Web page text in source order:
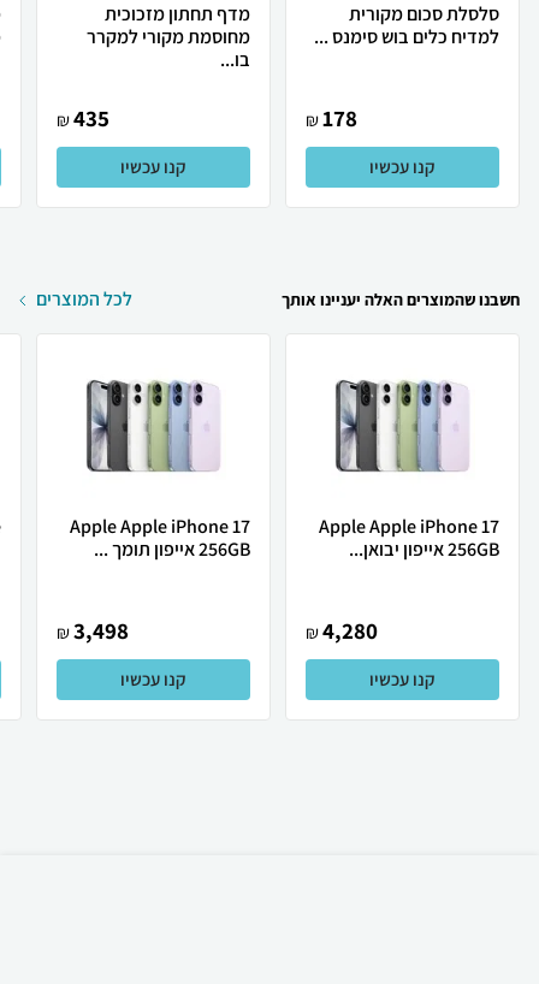
סלסלת סכום מקורית
למדיח כלים בוש סימנס ...
178
₪
קנו עכשיו
מדף תחתון מזכוכית
מחוסמת מקורי למקרר
בו...
435
₪
קנו עכשיו
חשבנו שהמוצרים האלה יעניינו אותך לכל המוצרים
Apple Apple iPhone 17
256GB אייפון יבואן...
4,280
₪
קנו עכשיו
Apple Apple iPhone 17
256GB אייפון תומך ...
3,498
₪
קנו עכשיו